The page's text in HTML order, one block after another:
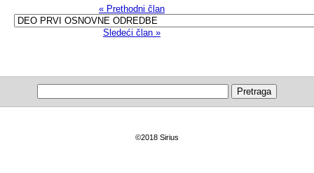
« Prethodni član
Sledeći član »
©2018 Sirius